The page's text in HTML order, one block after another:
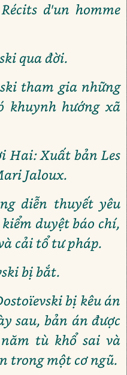
d'un homme
qua đời.
tham gia những
khuynh hướng xã
Hai: Xuất bản Les
Jaloux.
diễn thuyết yêu
duyệt báo chí,
cải tổ tư pháp.
bị bắt.
bị kêu án
sau, bản án được
tù khổ sai và
trong một cơ ngũ.